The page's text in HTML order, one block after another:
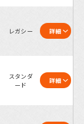
レガシー 詳細
スタンダ
ード
詳細